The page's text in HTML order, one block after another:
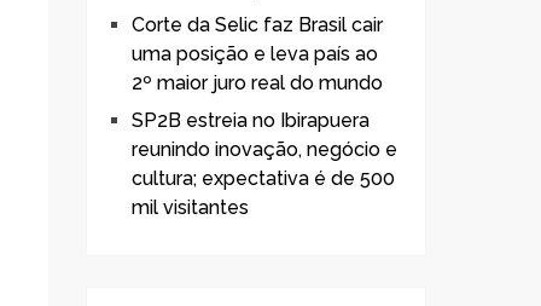
Corte da Selic faz Brasil cair
uma posição e leva país ao
2º maior juro real do mundo
SP2B estreia no Ibirapuera
reunindo inovação, negócio e
cultura; expectativa é de 500
mil visitantes